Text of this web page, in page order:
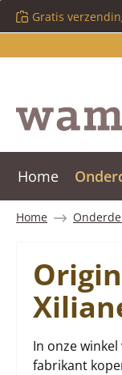
naar de
Ga naar de
Ga naar de
Gratis
Home
Home
In onze
fabrikant